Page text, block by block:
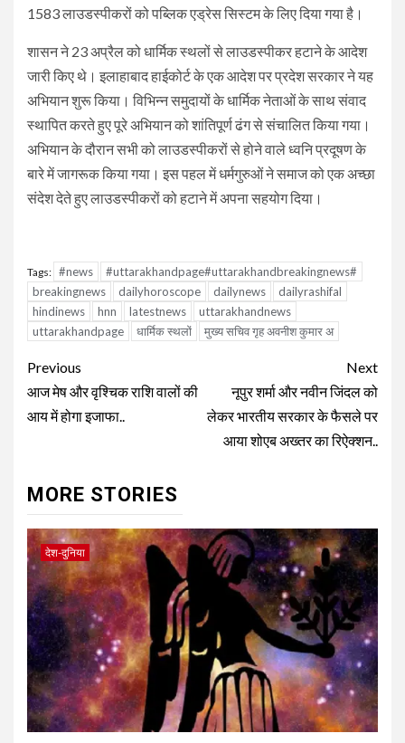
1583 लाउडस्पीकरों को पब्लिक एड्रेस सिस्टम के लिए दिया गया है।
शासन ने 23 अप्रैल को धार्मिक स्थलों से लाउडस्पीकर हटाने के आदेश
जारी किए थे। इलाहाबाद हाईकोर्ट के एक आदेश पर प्रदेश सरकार ने यह
अभियान शुरू किया। विभिन्न समुदायों के धार्मिक नेताओं के साथ संवाद
स्थापित करते हुए पूरे अभियान को शांतिपूर्ण ढंग से संचालित किया गया।
अभियान के दौरान सभी को लाउडस्पीकरों से होने वाले ध्वनि प्रदूषण के
बारे में जागरूक किया गया। इस पहल में धर्मगुरुओं ने समाज को एक अच्छा
संदेश देते हुए लाउडस्पीकरों को हटाने में अपना सहयोग दिया।
Tags: #news
#uttarakhandpage#uttarakhandbreakingnews#
breakingnews
dailyhoroscope dailynews
dailyrashifal
hindinews
hnn latestnews
uttarakhandnews
uttarakhandpage
धार्मिक स्थलों मुख्य सचिव गृह अवनीश कुमार अ
Continue
Reading
Previous
आज मेष और वृश्चिक राशि वालों की
आय में होगा इजाफा..
Next
नूपुर शर्मा और नवीन जिंदल को
लेकर भारतीय सरकार के फैसले पर
आया शोएब अख्तर का रिऐक्शन..
MORE STORIES
देश-दुनिया